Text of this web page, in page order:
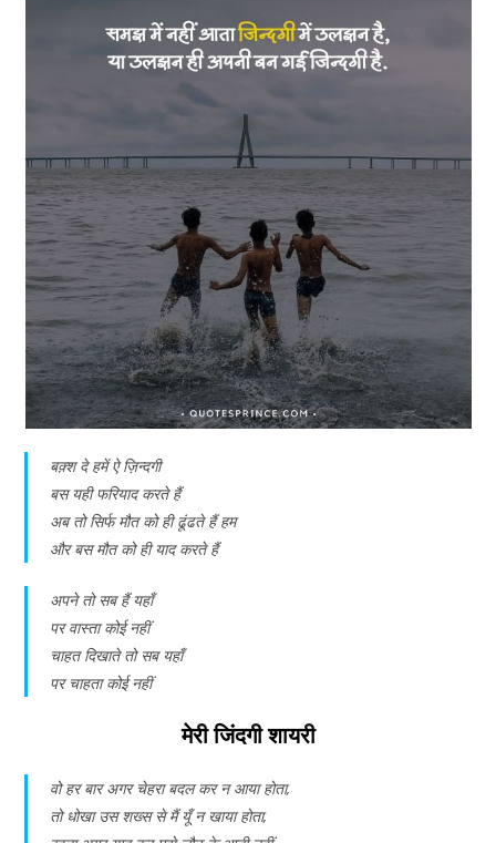
बक़्श दे हमें ऐ ज़िन्दगी
बस यही फरियाद करते हैं
अब तो सिर्फ मौत को ही ढूंढते हैं हम
और बस मौत को ही याद करते हैं
अपने तो सब हैं यहाँ
पर वास्ता कोई नहीं
चाहत दिखाते तो सब यहाँ
पर चाहता कोई नहीं
मेरी जिंदगी शायरी
वो हर बार अगर चेहरा बदल कर न आया होता,
तो धोखा उस शख्स से मैं यूँ न खाया होता,